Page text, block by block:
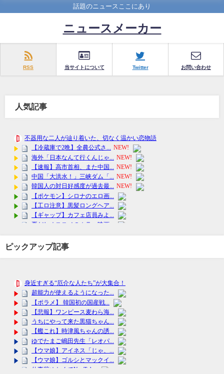
話題のニュースここにあり
ニュースメーカー
RSS 当サイトについて Twitter お問い合わせ
人気記事
ピックアップ記事